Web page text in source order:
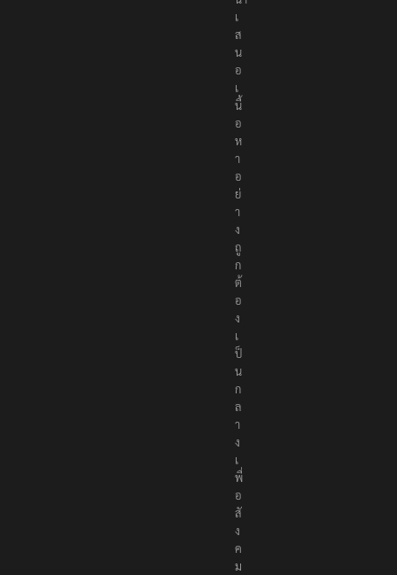
เ
ส
น
อ
เ
นื้
อ
ห
า
อ
ย่
า
ง
ถู
ก
ต้
อ
ง
เ
ป็
น
ก
ล
า
ง
เ
พื่
อ
สั
ง
ค
ม